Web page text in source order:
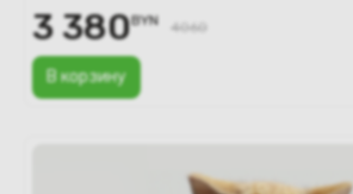
В корзину
3 380BYN 4060